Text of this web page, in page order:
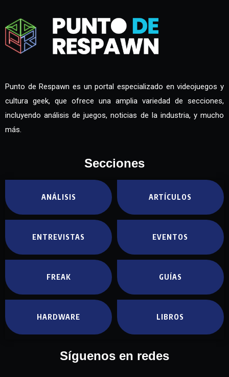
Punto de Respawn es un portal especializado en videojuegos y
cultura geek, que ofrece una amplia variedad de secciones,
incluyendo análisis de juegos, noticias de la industria, y mucho
más.
Secciones
ANÁLISIS ARTÍCULOS
ENTREVISTAS EVENTOS
FREAK GUÍAS
HARDWARE LIBROS
Síguenos en redes